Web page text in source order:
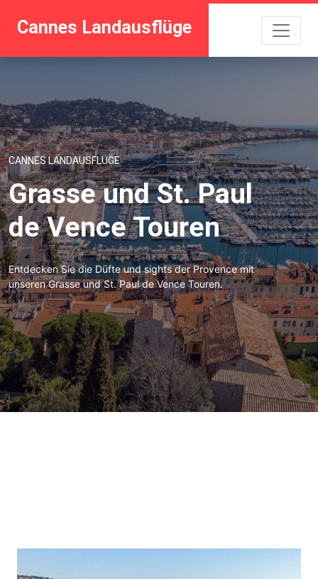
Cannes Landausflüge
CANNES LANDAUSFLÜGE
Grasse und St. Paul
de Vence Touren
Entdecken Sie die Düfte und sights der Provence mit
unseren Grasse und St. Paul de Vence Touren.